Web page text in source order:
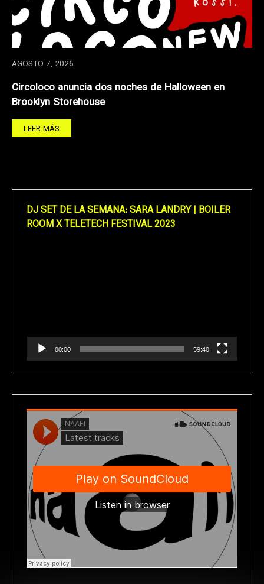
AGOSTO 7, 2026
Circoloco anuncia dos noches de Halloween en
Brooklyn Storehouse
LEER MÁS
DJ SET DE LA SEMANA: SARA LANDRY | BOILER
ROOM X TELETECH FESTIVAL 2023
00:00 59:40